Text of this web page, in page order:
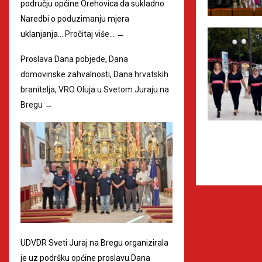
području općine Orehovica da sukladno
Naredbi o poduzimanju mjera
uklanjanja…
Pročitaj više… →
Proslava Dana pobjede, Dana
domovinske zahvalnosti, Dana hrvatskih
branitelja, VRO Oluja u Svetom Juraju na
Bregu →
UDVDR Sveti Juraj na Bregu organizirala
je uz podršku općine proslavu Dana